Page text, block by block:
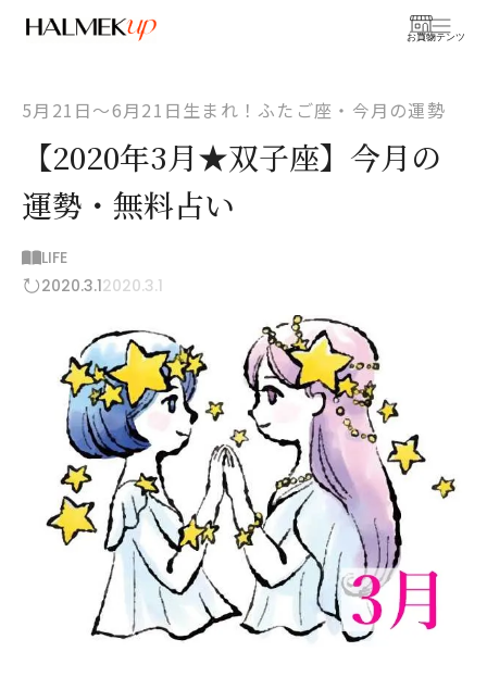
お買物
コンテンツ
5月21日〜6月21日生まれ！ふたご座・今月の運勢
【2020年3月★双子座】今月の
運勢・無料占い
LIFE
2020.3.12020.3.1